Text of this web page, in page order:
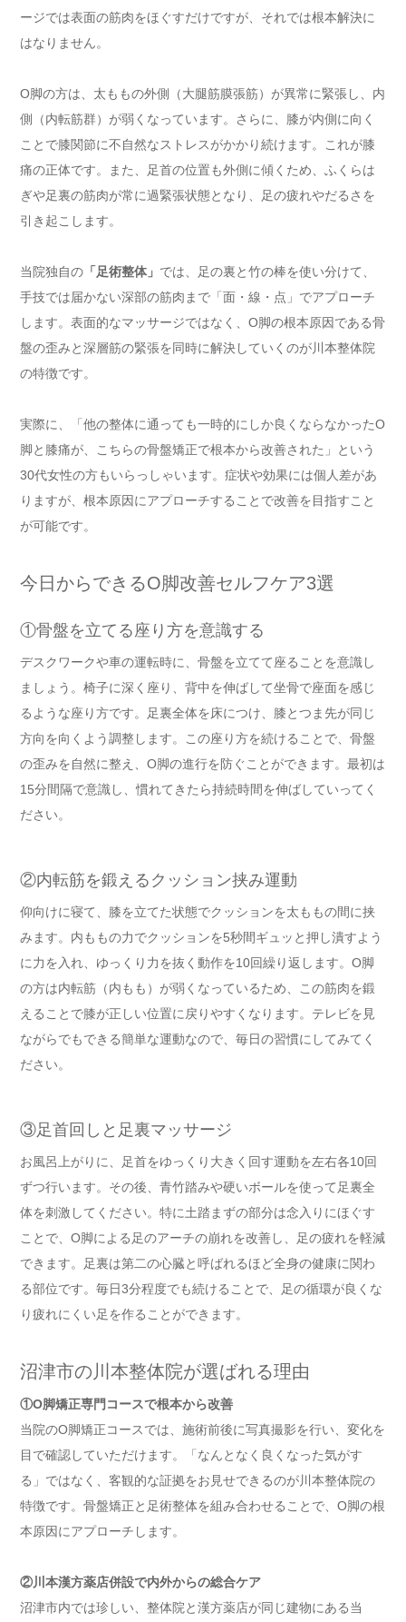
ージでは表面の筋肉をほぐすだけですが、それでは根本解決に
はなりません。
O脚の方は、太ももの外側（大腿筋膜張筋）が異常に緊張し、内
側（内転筋群）が弱くなっています。さらに、膝が内側に向く
ことで膝関節に不自然なストレスがかかり続けます。これが膝
痛の正体です。また、足首の位置も外側に傾くため、ふくらは
ぎや足裏の筋肉が常に過緊張状態となり、足の疲れやだるさを
引き起こします。
当院独自の 「足術整体」 では、足の裏と竹の棒を使い分けて、
手技では届かない深部の筋肉まで「面・線・点」でアプローチ
します。表面的なマッサージではなく、O脚の根本原因である骨
盤の歪みと深層筋の緊張を同時に解決していくのが川本整体院
の特徴です。
実際に、「他の整体に通っても一時的にしか良くならなかったO
脚と膝痛が、こちらの骨盤矯正で根本から改善された」という
30代女性の方もいらっしゃいます。症状や効果には個人差があ
りますが、根本原因にアプローチすることで改善を目指すこと
が可能です。
今日からできるO脚改善セルフケア3選
①骨盤を立てる座り方を意識する
デスクワークや車の運転時に、骨盤を立てて座ることを意識し
ましょう。椅子に深く座り、背中を伸ばして坐骨で座面を感じ
るような座り方です。足裏全体を床につけ、膝とつま先が同じ
方向を向くよう調整します。この座り方を続けることで、骨盤
の歪みを自然に整え、O脚の進行を防ぐことができます。最初は
15分間隔で意識し、慣れてきたら持続時間を伸ばしていってく
ださい。
②内転筋を鍛えるクッション挟み運動
仰向けに寝て、膝を立てた状態でクッションを太ももの間に挟
みます。内ももの力でクッションを5秒間ギュッと押し潰すよう
に力を入れ、ゆっくり力を抜く動作を10回繰り返します。O脚
の方は内転筋（内もも）が弱くなっているため、この筋肉を鍛
えることで膝が正しい位置に戻りやすくなります。テレビを見
ながらでもできる簡単な運動なので、毎日の習慣にしてみてく
ださい。
③足首回しと足裏マッサージ
お風呂上がりに、足首をゆっくり大きく回す運動を左右各10回
ずつ行います。その後、青竹踏みや硬いボールを使って足裏全
体を刺激してください。特に土踏まずの部分は念入りにほぐす
ことで、O脚による足のアーチの崩れを改善し、足の疲れを軽減
できます。足裏は第二の心臓と呼ばれるほど全身の健康に関わ
る部位です。毎日3分程度でも続けることで、足の循環が良くな
り疲れにくい足を作ることができます。
沼津市の川本整体院が選ばれる理由
①O脚矯正専門コースで根本から改善
当院のO脚矯正コースでは、施術前後に写真撮影を行い、変化を
目で確認していただけます。「なんとなく良くなった気がす
る」ではなく、客観的な証拠をお見せできるのが川本整体院の
特徴です。骨盤矯正と足術整体を組み合わせることで、O脚の根
本原因にアプローチします。
②川本漢方薬店併設で内外からの総合ケア
沼津市内では珍しい、整体院と漢方薬店が同じ建物にある当